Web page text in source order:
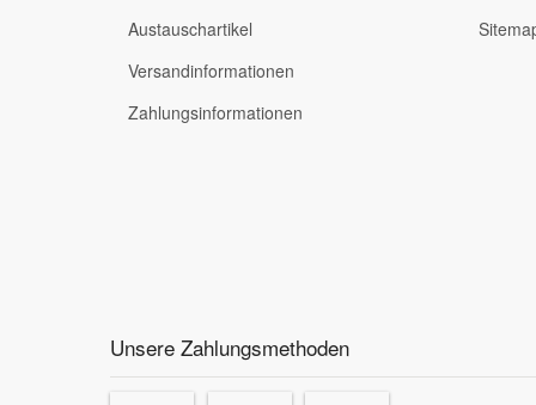
Austauschartikel
Versandinformationen
Zahlungsinformationen
Unsere Zahlungsmethoden